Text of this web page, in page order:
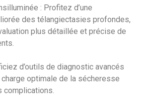
: Profitez d’une
des télangiectasies profondes,
plus détaillée et précise de
d’outils de diagnostic avancés
optimale de la sécheresse
complications.